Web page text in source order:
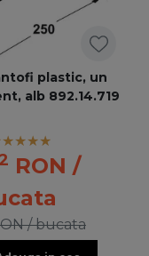
plastic, un
alb 892.14.719
RON /
/ bucata